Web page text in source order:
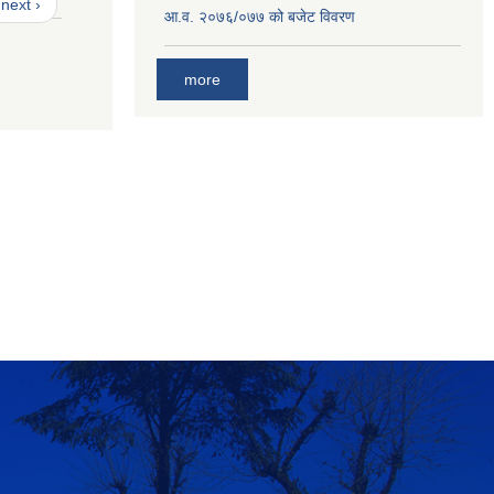
next ›
आ‍.व. २०७६/०७७ को बजेट विवरण
more